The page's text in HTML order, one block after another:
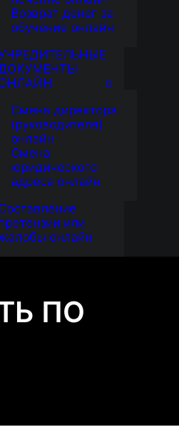
Возврат денег за
обучение онлайн
Смена директора
(руководителя)
онлайн
Смена
юридического
адреса онлайн
или
онлайн
ПО